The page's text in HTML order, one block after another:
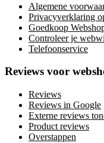
Algemene
Privacyverklaring
Goedkoop
Controleer je
Telefoonservice
Reviews voor
Reviews
Reviews in Google
Externe reviews
Product reviews
Overstappen